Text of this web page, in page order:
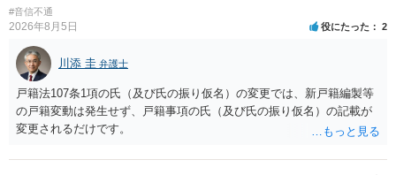
変更許可の場合、あなたは現在の戸籍からもう一方の親への戸籍に入
籍する（戻る）という戸籍変動になるため、成人した子からの変更許
可申立てにおいては、入籍先である親（及びそこに同籍している配偶
者や15歳以上の子）の同意があるかどうかが重視されるケースが多い
です。 (2)については、「やむを得ない事由」が必要とされます。これ
は、名の変更許可よりも厳重な要件であるとされ、本件のような精神
的・心理的な理由ではなかなかハードルが高いところですが、親から
性的虐待を受けていたケースで氏変更を許可した事案がありますの
なので、例えば、医学上確立されているPTSDの診断基準に合致した説
明とそれに沿う資料の提出が必要になってくるように思います。 精神
的・心理的な理由の氏変更は様々な意味でハードルがかなり高く、弁
護士へ依頼しても苦労することが強く予想されるところです。、もし
本人申立てをお考えであれば、医学知識はもちろん法律知識も要求さ
れますので、性急な申立てをせず、知識と資料をしっかりと揃えて、
万全の体制で申立てに臨んだ方がよいと思われます。
#音信不通
2026年8月5日 役にたった 2
川添 圭 弁護士
戸籍法107条1項の氏（及び氏の振り仮名）の変更では、新戸籍編製等
の戸籍変動は発生せず、戸籍事項の氏（及び氏の振り仮名）の記載が
変更されるだけです。